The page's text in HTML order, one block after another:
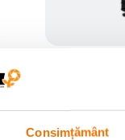
Consimțământ
8000 lei